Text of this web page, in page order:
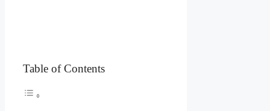
Table of Contents